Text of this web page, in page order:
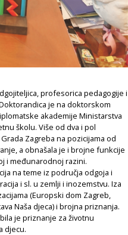
profesorica pedagogije i
je na doktorskom
akademije Ministarstva
školu. Više od dva i pol
Zagreba na pozicijama od
a obnašala je i brojne funkcije
i međunarodnoj razini.
na teme iz područja odgoja i
i sl. u zemlji i inozemstvu. Iza
(Europski dom Zagreb,
Naša djeca) i brojna priznanja.
je priznanje za životnu
djecu.